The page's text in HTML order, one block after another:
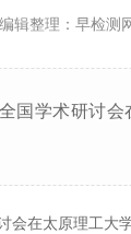
编辑整理：早检测
国学术研讨
会在太原理工大